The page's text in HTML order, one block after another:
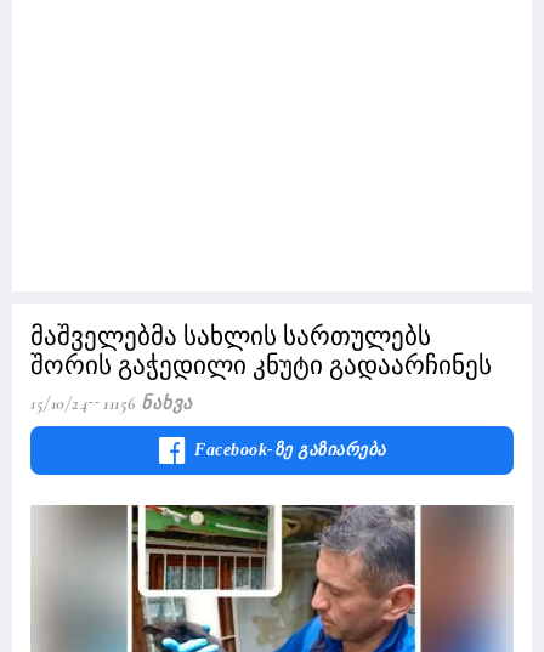
მაშველებმა სახლის სართულებს
შორის გაჭედილი კნუტი გადაარჩინეს
15/10/24 11156 Ნახვა
Facebook-Ზე Გაზიარება